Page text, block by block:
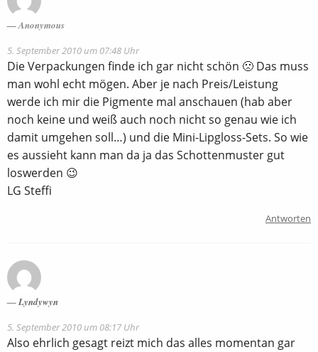
Anonymous
5. September 2010 um 07:48 Uhr
Die Verpackungen finde ich gar nicht schön 🙁 Das muss
man wohl echt mögen. Aber je nach Preis/Leistung
werde ich mir die Pigmente mal anschauen (hab aber
noch keine und weiß auch noch nicht so genau wie ich
damit umgehen soll…) und die Mini-Lipgloss-Sets. So wie
es aussieht kann man da ja das Schottenmuster gut
loswerden 😉
LG Steffi
Antworten
Lyndywyn
5. September 2010 um 08:17 Uhr
Also ehrlich gesagt reizt mich das alles momentan gar